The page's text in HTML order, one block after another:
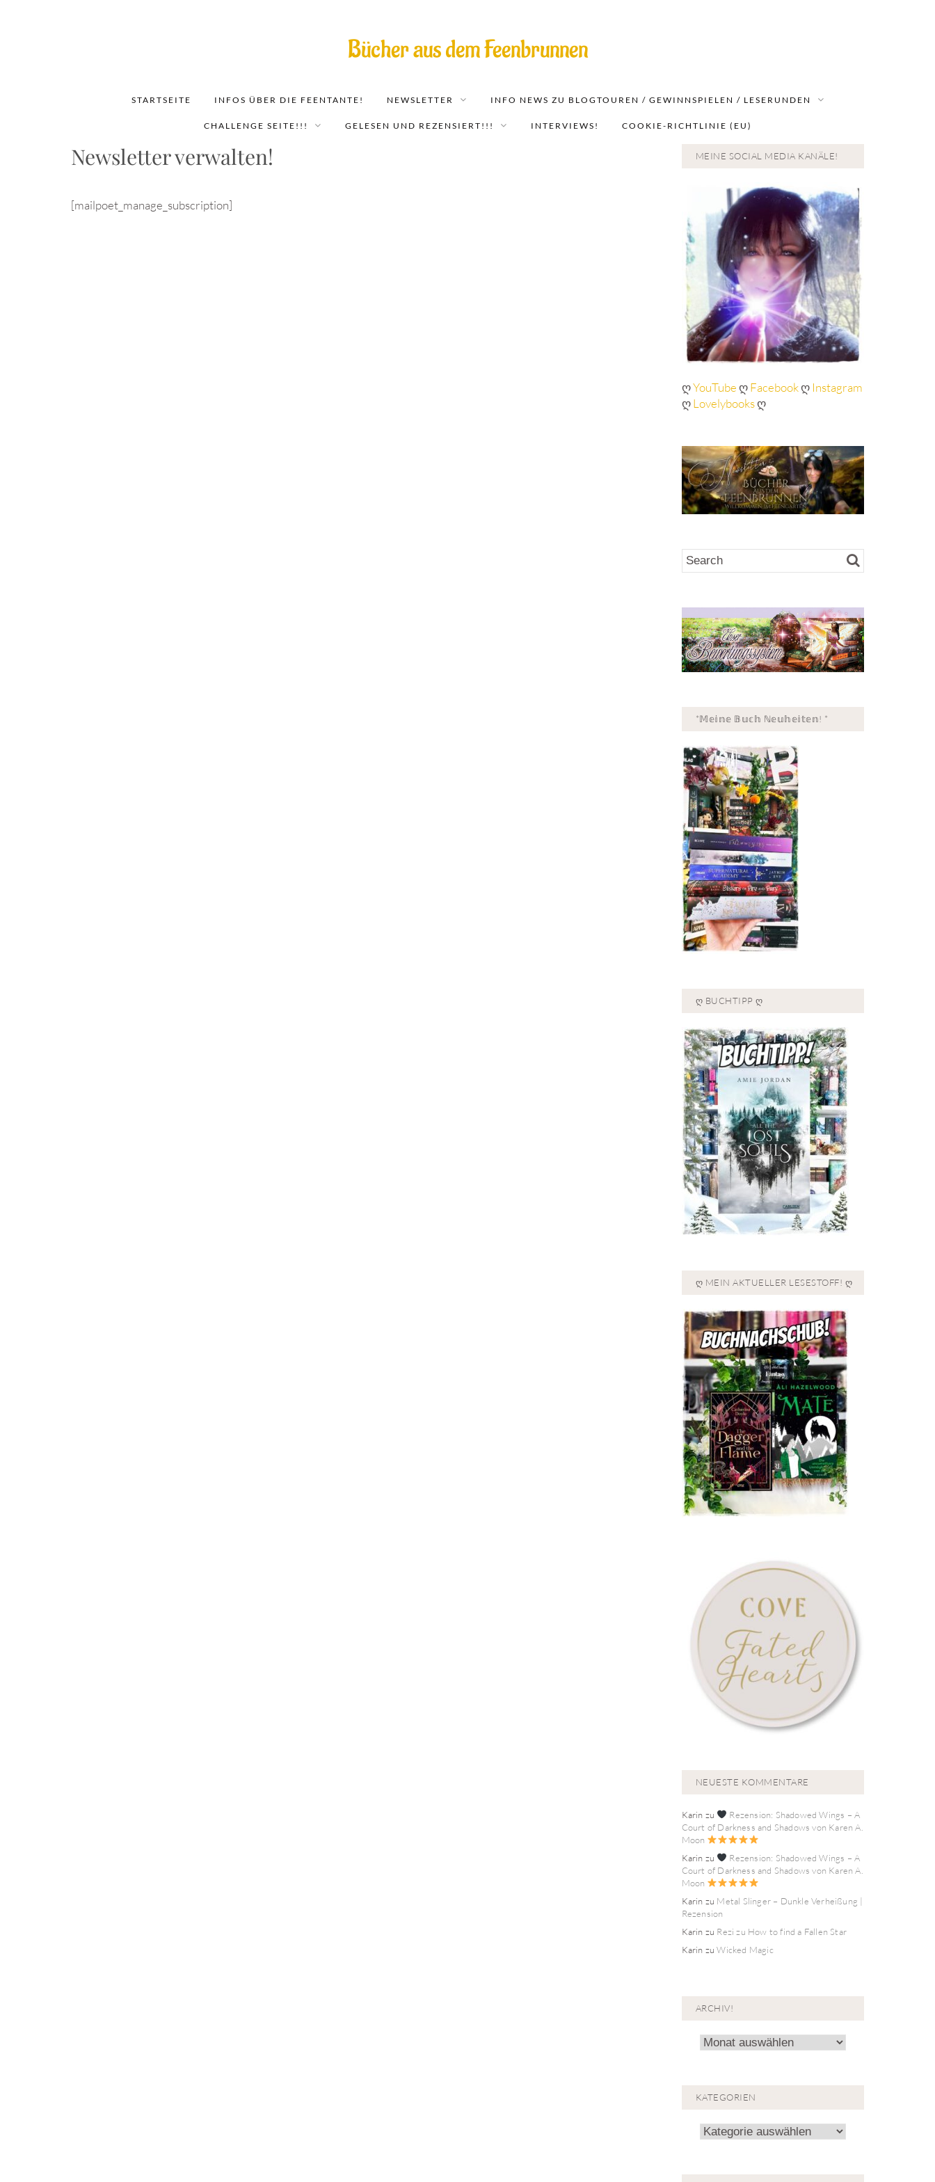
Bücher aus dem Feenbrunnen
STARTSEITE INFOS ÜBER DIE FEENTANTE! NEWSLETTER INFO NEWS ZU BLOGTOUREN / GEWINNSPIELEN / LESERUNDEN
CHALLENGE SEITE!!! GELESEN UND REZENSIERT!!! INTERVIEWS! COOKIE-RICHTLINIE (EU)
Newsletter verwalten!
[mailpoet_manage_subscription]
MEINE SOCIAL MEDIA KANÄLE!
ღYouTubeღFacebookღ Instagram
ღLovelybooksღ
*𝕄𝕖𝕚𝕟𝕖 𝔹𝕦𝕔𝕙 ℕ𝕖𝕦𝕙𝕖𝕚𝕥𝕖𝕟! *
Ღ BUCHTIPP Ღ
Ღ MEIN AKTUELLER LESESTOFF! Ღ
NEUESTE KOMMENTARE
Karin zu
Rezension: Shadowed Wings – A
Court of Darkness and Shadows von Karen A.
Moon
Karin zu
Rezension: Shadowed Wings – A
Court of Darkness and Shadows von Karen A.
Moon
Karin zu Metal Slinger – Dunkle Verheißung |
Rezension
Karin zu Rezi zu How to find a Fallen Star
Karin zuWicked Magic
ARCHIV!
Archiv!
KATEGORIEN
Kategorien